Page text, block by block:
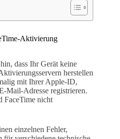
Aktivierung
dass Ihr Gerät keine
herstellen
mit Ihrer Apple-ID,
Mail-Adresse registrieren.
FaceTime nicht
einzelnen Fehler,